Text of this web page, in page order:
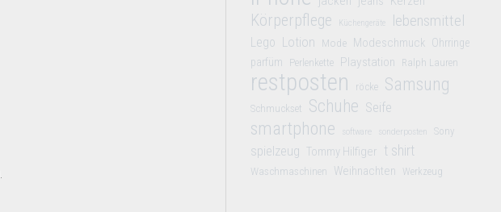
Körperpflege Küchengeräte lebensmittel
Lego Lotion Mode Modeschmuck Ohrringe
parfüm
Perlenkette Playstation Ralph Lauren
restposten röcke Samsung
Schmuckset Schuhe Seife
smartphone software sonderposten Sony
spielzeug Tommy Hilfiger t shirt
Waschmaschinen Weihnachten Werkzeug